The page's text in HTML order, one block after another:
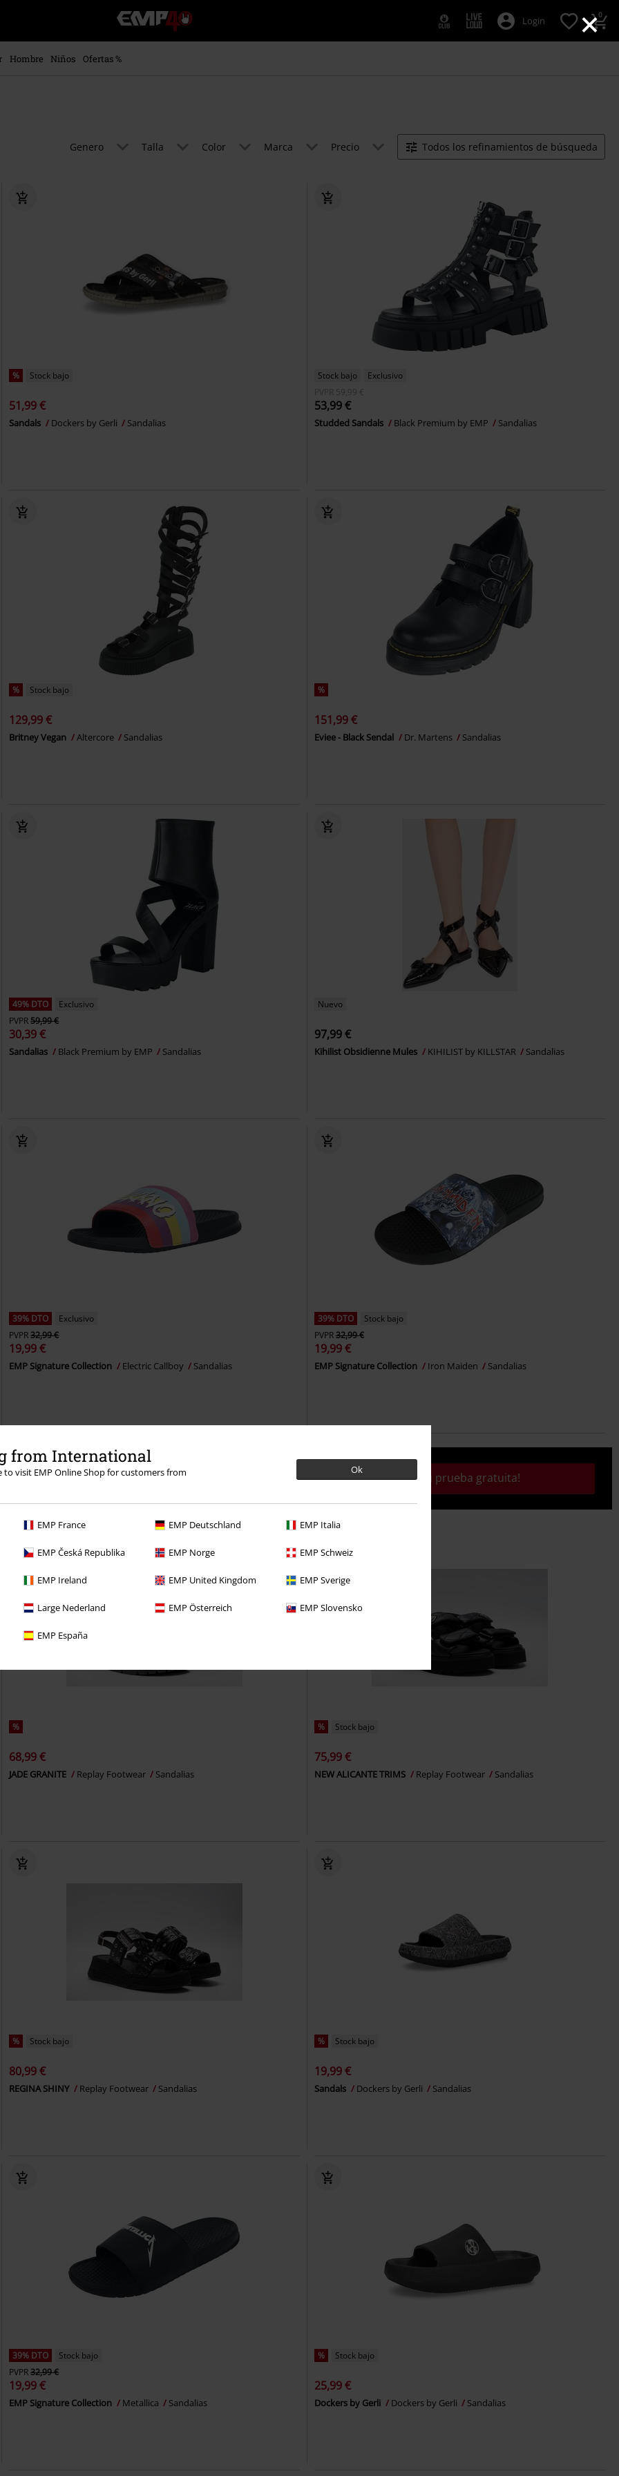
×
from International
to visit EMP Online Shop for customers from
Ok
EMP France EMP Deutschland EMP Italia
EMP Česká Republika EMP Norge EMP Schweiz
EMP Ireland EMP United Kingdom EMP Sverige
Large Nederland EMP Österreich EMP Slovensko
EMP España
EMP
-
Música,
Alternativa
Login 0
Hombre Niños Ofertas %
Genero Talla Color Marca Precio Todos los refinamientos de búsqueda
% Stock bajo
51,99 €
Sandals Dockers by Gerli Sandalias
Stock bajo
Exclusivo
PVPR
59,99 €
53,99 €
Studded Sandals Black Premium by EMP Sandalias
% Stock bajo
129,99 €
Britney Vegan Altercore Sandalias
%
151,99 €
Eviee - Black Sendal Dr. Martens Sandalias
49% DTO
Exclusivo
PVPR59,99 €
30,39 €
Sandalias Black Premium by EMP Sandalias
Nuevo
97,99 €
Kihilist Obsidienne Mules KIHILIST by KILLSTAR Sandalias
39% DTO
Exclusivo
PVPR32,99 €
19,99 €
EMP Signature Collection Electric Callboy Sandalias
39% DTO
Stock bajo
PVPR32,99 €
19,99 €
EMP Signature Collection Iron Maiden Sandalias
con una prueba de 30 días de nuestro BACKSTAGE
¡Activa tu prueba gratuita!
%
68,99 €
JADE GRANITE Replay Footwear Sandalias
% Stock bajo
75,99 €
NEW ALICANTE TRIMS Replay Footwear Sandalias
% Stock bajo
80,99 €
REGINA SHINY Replay Footwear Sandalias
% Stock bajo
19,99 €
Sandals Dockers by Gerli Sandalias
39% DTO
Stock bajo
PVPR32,99 €
19,99 €
EMP Signature Collection Metallica Sandalias
% Stock bajo
25,99 €
Dockers by Gerli Dockers by Gerli Sandalias